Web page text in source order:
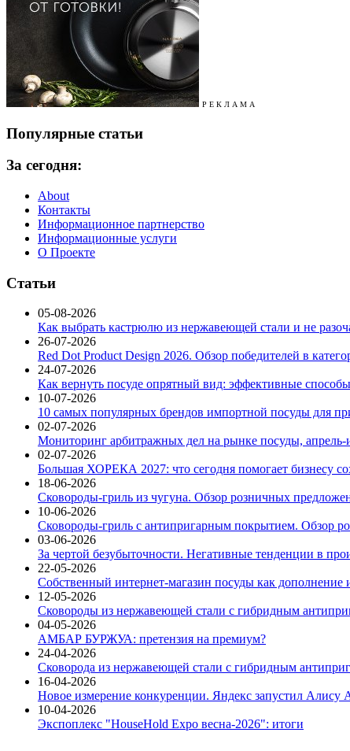
Р Е К Л А М А
Популярные статьи
За сегодня:
About
Контакты
Информационное партнерство
Информационные услуги
О Проекте
Статьи
05-08-2026
Как выбрать кастрюлю из нержавеющей стали и не
26-07-2026
Red Dot Product Design 2026. Обзор победителей в
24-07-2026
Как вернуть посуде опрятный вид: эффективные
10-07-2026
10 самых популярных брендов импортной посуды для
02-07-2026
Мониторинг арбитражных дел на рынке посуды, апрель-
02-07-2026
Большая ХОРЕКА 2027: что сегодня помогает бизнесу
18-06-2026
Сковороды-гриль из чугуна. Обзор розничных
10-06-2026
Сковороды-гриль с антипригарным покрытием. Обзор
03-06-2026
За чертой безубыточности. Негативные тенденции в
22-05-2026
Собственный интернет-магазин посуды как дополнение
12-05-2026
Сковороды из нержавеющей стали с гибридным
04-05-2026
АМБАР БУРЖУА: претензия на премиум?
24-04-2026
Сковорода из нержавеющей стали с гибридным
16-04-2026
Новое измерение конкуренции. Яндекс запустил Алису
10-04-2026
Экспоплекс "HouseHold Expo весна-2026": итоги